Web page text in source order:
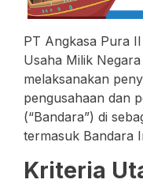
PT Angkasa Pura
Usaha Milik
melaksanakan
pengusahaan dan
(“Bandara”) di
termasuk Bandara
Kriteria